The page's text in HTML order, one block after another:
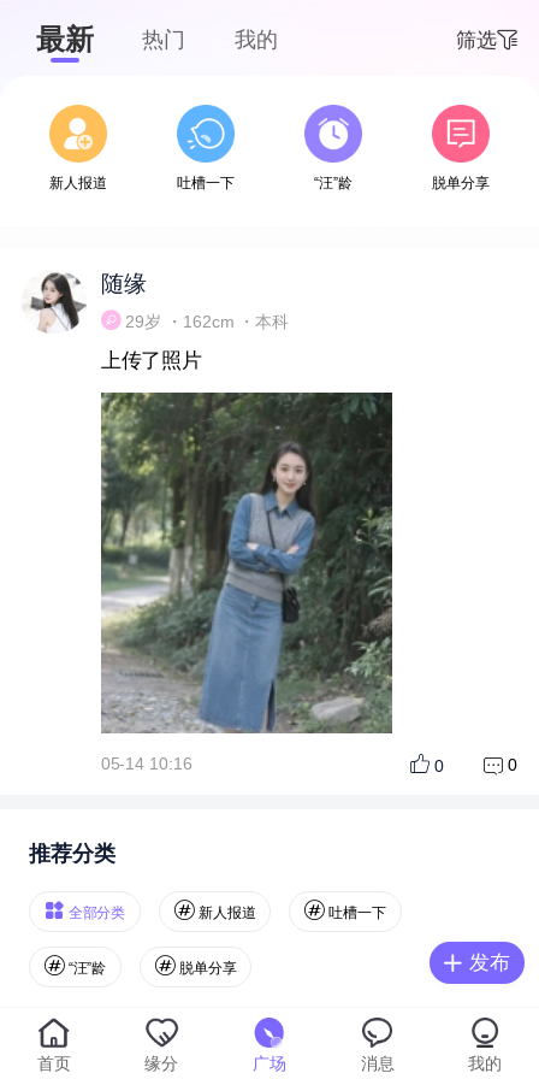
最新 热门 我的 筛选
下拉刷新
新人报道 吐槽一下 “汪”龄 脱单分享
随缘
29岁 ・162cm ・本科
上传了照片
05-14 10:16 0 0
推荐分类
全部分类 新人报道 吐槽一下
“汪”龄 脱单分享
李李李李
发布
首页 缘分 广场 消息 我的